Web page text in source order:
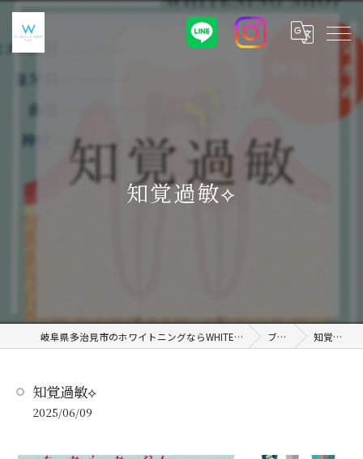
知覚過敏⟡
岐阜県多治見市のホワイトニングならWHITENING SHOP 土岐店 ブログ 知覚過敏⟡
知覚過敏⟡
2025/06/09